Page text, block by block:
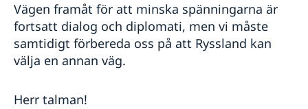
Vägen framåt för att minska spänningarna är
fortsatt dialog och diplomati, men vi måste
samtidigt förbereda oss på att Ryssland kan
välja en annan väg.
Herr talman!